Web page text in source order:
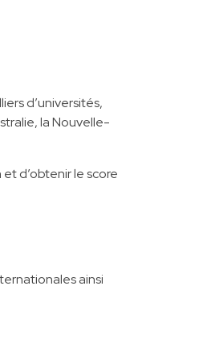
d’universités,
la Nouvelle-
d’obtenir le score
ainsi